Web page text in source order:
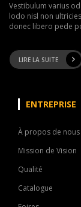
Vestibulum varius
lodo nisl non
donec libero pede
LIRE LA SUITE
ENTREPRISE
À propos de nous
Mission de Vision
Qualité
Catalogue